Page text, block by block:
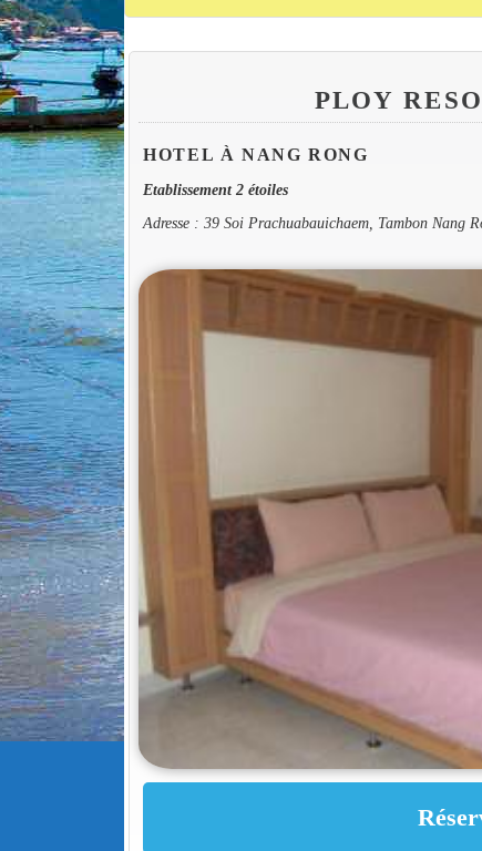
PLOY
HOTEL À NANG RONG
Etablissement 2 étoiles
Adresse : 39 Soi Prachuabauichaem, Tambon Nang